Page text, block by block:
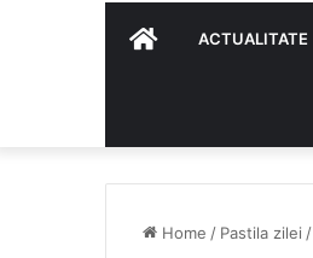
HOMEACTUALITATE
Home / Pastila zilei /